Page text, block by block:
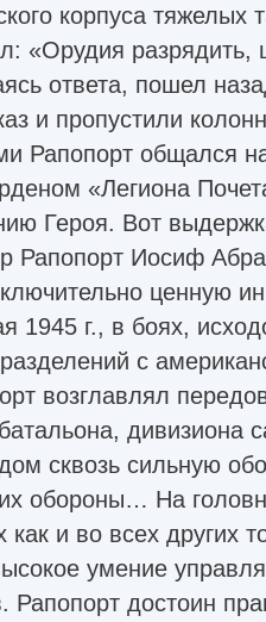
корпуса
«Орудия разрядить,
ответа, пошел
и пропустили
Рапопорт общался
«Легиона
Героя. Вот
Рапопорт Иосиф
ценную
1945 г., в боях,
с
возглавлял
дивизиона
сквозь сильную
обороны… На
и во всех других
умение
Рапопорт достоин